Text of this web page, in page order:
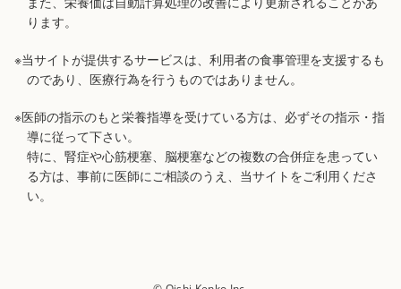
ります。
※当サイトが提供するサービスは、利用者の食事管理を支援するも
のであり、医療行為を行うものではありません。
※医師の指示のもと栄養指導を受けている方は、必ずその指示・指
導に従って下さい。
特に、腎症や心筋梗塞、脳梗塞などの複数の合併症を患ってい
る方は、事前に医師にご相談のうえ、当サイトをご利用くださ
い。